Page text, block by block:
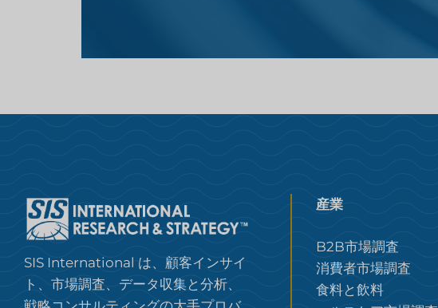
SIS International は、顧客インサイ
ト、市場調査、データ収集と分析、
産業
B2B市場調査
消費者市場調査
食料と飲料